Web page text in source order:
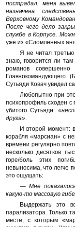
пострадал, меня
назначена
Верховному
После чего дело
службе в Корпусе.
уже из «Сломленных
Я не читал
знаю, говорится ли
романов
Главнокомандующего
Сутьяди Ковач увидел
Любопытно при
психопрофиль сходен
убитого Сутьяди:
друга».
И второй момент:
корабля «марсиан» с
времени регулярно
несколько десятков
горе/боль этих
невыносима, что легче
это ощущать:
— Мне
какую-то массовую
Выдержать это
парализатора. Только
месте, с которым